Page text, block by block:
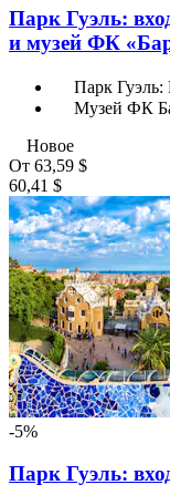
Парк Гуэль:
и музей ФК
Парк Гуэль:
Музей ФК
Новое
От 63,59 $
60,41 $
-5%
Парк Гуэль: